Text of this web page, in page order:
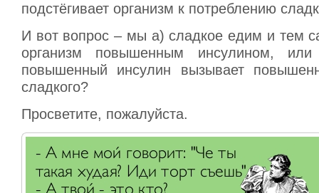
подстёгивает организм к потреблению
И вот вопрос – мы а) сладкое едим и тем
организм повышенным инсулином,
повышенный инсулин вызывает
сладкого?
Просветите, пожалуйста.